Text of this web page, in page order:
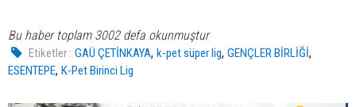
Bu haber toplam 3002 defa okunmuştur
Etiketler : GAÜ ÇETİNKAYA,k-pet süper lig,GENÇLER BİRLİĞİ,
ESENTEPE, K-Pet Birinci Lig